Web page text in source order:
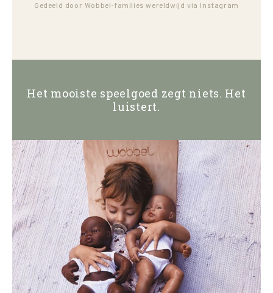
Gedeeld door Wobbel-families wereldwijd via Instagram
Het mooiste speelgoed zegt niets. Het
luistert.